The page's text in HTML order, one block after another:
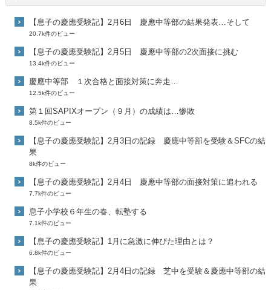
【息子の慶應受験記】2月6日 慶應中等部の結果発表…そして
20.7k件のビュー
【息子の慶應受験記】2月5日 慶應中等部の2次面接に挑む
13.4k件のビュー
慶應中等部 １次合格と面接対策に奔走…
12.5k件のビュー
第１回SAPIXオープン（９月）の成績は…惨敗
8.5k件のビュー
【息子の慶應受験記】2月3日の記録 慶應中等部を受験＆SFCの結
果
8k件のビュー
【息子の慶應受験記】2月4日 慶應中等部の面接対策に追われる
7.7k件のビュー
息子小学校６年生の春、転塾する
7.1k件のビュー
【息子の慶應受験記】1月に急激に伸びた理由とは？
6.8k件のビュー
【息子の慶應受験記】2月4日の記録 芝中を受験＆慶應中等部の結
果